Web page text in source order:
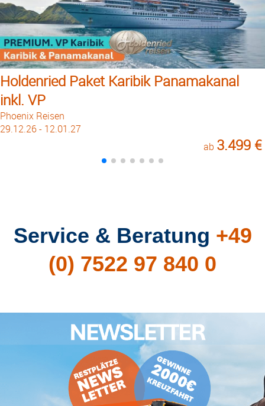
Holdenried Paket Karibik Panamakanal
inkl. VP
Phoenix Reisen
29.12.26 - 12.01.27
ab 3.499 €
Service & Beratung +49
(0) 7522 97 840 0